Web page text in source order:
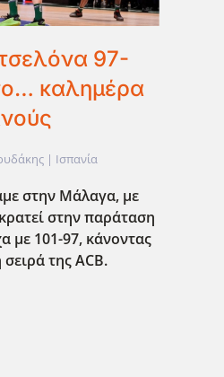
97-
καλημέρα
| Ισπανία
στην Μάλαγα, με
στην παράταση
με 101-97, κάνοντας
της ACB.